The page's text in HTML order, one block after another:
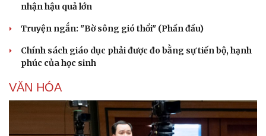
nhận hậu quả lớn
Truyện ngắn: "Bờ sông gió thổi" (Phần đầu)
Chính sách giáo dục phải được đo bằng sự tiến bộ, hạnh
phúc của học sinh
VĂN HÓA